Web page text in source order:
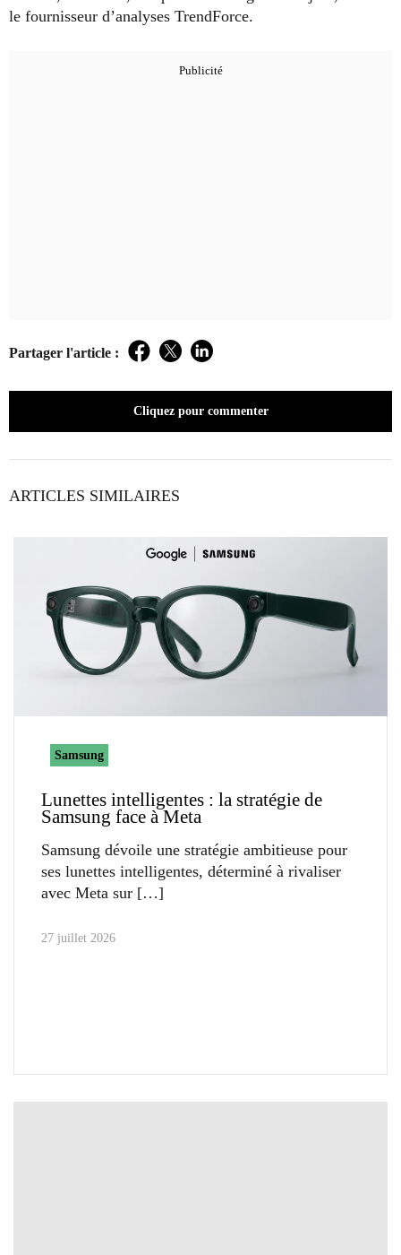
le fournisseur d’analyses TrendForce.
Partager l'article : Facebook
TwitterLinkedIn
Cliquez pour commenter
ARTICLES SIMILAIRES
Samsung
Lunettes intelligentes : la stratégie de
Samsung face à Meta
Samsung dévoile une stratégie ambitieuse pour
ses lunettes intelligentes, déterminé à rivaliser
avec Meta sur
27 juillet 2026